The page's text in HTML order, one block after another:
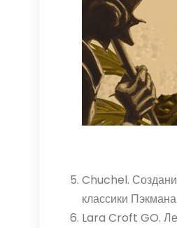
Chuchel.
классики
Lara Croft GO.